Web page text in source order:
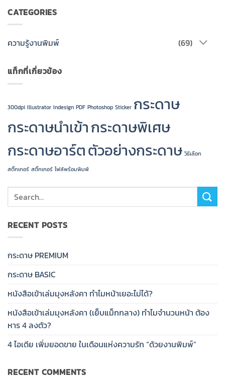
CATEGORIES
ความรู้งานพิมพ์ (69)
แท็กที่เกี่ยวข้อง
300dpi Illustrator Indesign PDF Photoshop Sticker กระดาษ
กระดาษนำเข้ากระดาษพิเศษ
กระดาษอาร์ตตัวอย่างกระดาษ วิธีเลือก
สติ๊กเกอร์ สติ๊กเกอร์ ไฟล์พร้อมพิมพ์
RECENT POSTS
กระดาษ PREMIUM
กระดาษ BASIC
หนังสือเข้าเล่มมุงหลังคา ทำไมหน้าเยอะไม่ได้?
หนังสือเข้าเล่มมุงหลังคา (เย็บแม็กกลาง) ทำไมจำนวนหน้า ต้อง
หาร 4 ลงตัว?
4 ไอเดีย เพิ่มยอดขาย ในเดือนแห่งความรัก “ด้วยงานพิมพ์”
RECENT COMMENTS